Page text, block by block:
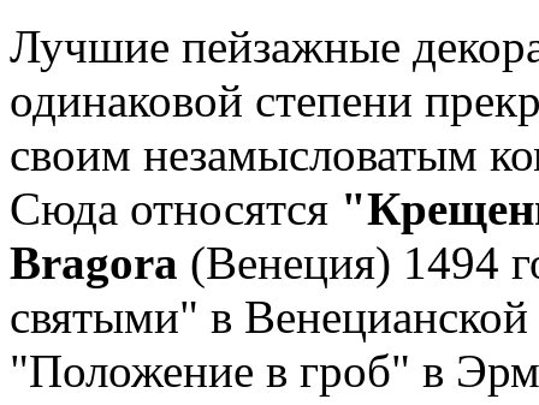
Лучшие пейзажные
одинаковой степени
своим незамысловатым
Сюда относятся
Bragora (Венеция) 1494
святыми" в
"Положение в гроб" в